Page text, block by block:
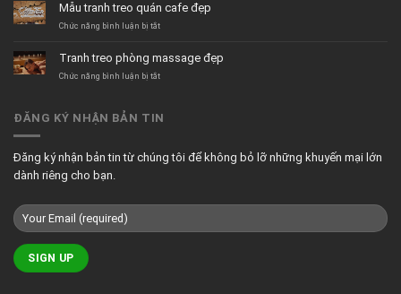
hiện
đại
quán
cafe
Mẫu tranh treo quán cafe đẹp
Chức năng bình luận bị tắtở
treo
quán
Tranh treo phòng massage đẹp
Chức năng bình luận bị tắtở
phòng
ĐĂNG KÝ NHẬN BẢN TIN
Đăng ký nhận bản tin từ chúng tôi để không bỏ lỡ những khuyến mại lớn
dành riêng cho bạn.